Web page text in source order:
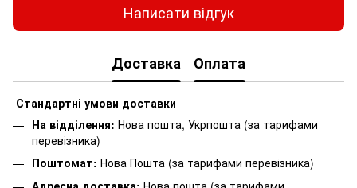
Написати відгук
Доставка Оплата
Стандартні умови доставки
На відділення: Нова пошта, Укрпошта (за тарифами
перевізника)
Поштомат: Нова Пошта (за тарифами перевізника)